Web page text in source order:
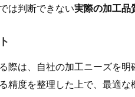
は判断できない実際の加工品
際は、自社の加工ニーズを
精度を整理した上で、最適な